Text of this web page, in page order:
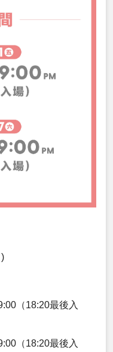
（18:20最後入
（18:20最後入